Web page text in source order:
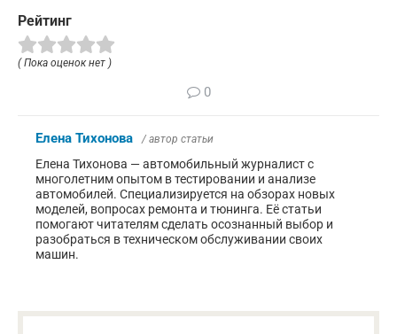
Рейтинг
( Пока оценок нет )
0
Елена Тихонова / автор статьи
Елена Тихонова — автомобильный журналист с
многолетним опытом в тестировании и анализе
автомобилей. Специализируется на обзорах новых
моделей, вопросах ремонта и тюнинга. Её статьи
помогают читателям сделать осознанный выбор и
разобраться в техническом обслуживании своих
машин.